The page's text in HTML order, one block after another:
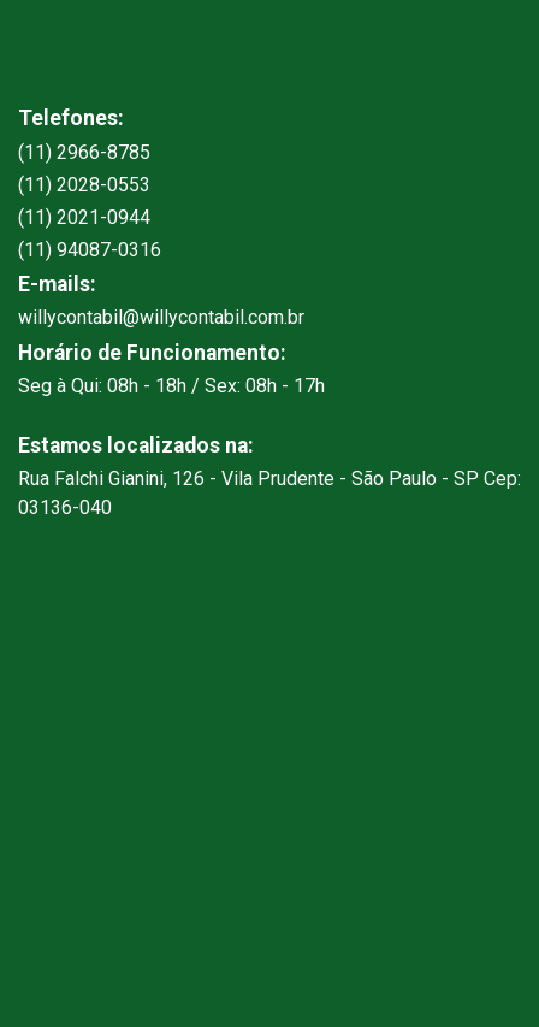
Telefones:
(11) 2966-8785
(11) 2028-0553
(11) 2021-0944
(11) 94087-0316
E-mails:
willycontabil@willycontabil.com.br
Horário de Funcionamento:
Seg à Qui: 08h - 18h / Sex: 08h - 17h
Estamos localizados na:
Rua Falchi Gianini, 126 - Vila Prudente - São Paulo - SP Cep:
03136-040